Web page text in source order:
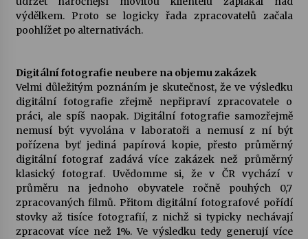
Varhanní recitál Michala Novenka v Klášteře
Želiv
Petr Adamec – Malovaný svět
30. 6. 2026
výdělkem. Proto se logicky řada zpracovatelů začala
poohlížet po alternativách.
Digitální fotografie neubere na objemu zakázek
Velmi důležitým poznáním je skutečnost, že ve výsledku
digitální fotografie zřejmě nepřipraví zpracovatele o
práci, ale spíš naopak. Digitální fotografie samozřejmě
nemusí být vyvolána v laboratoři a nemusí z ní být
pořízena byť jediná papírová kopie, přesto průměrný
digitální fotograf zadává více zakázek než průměrný
klasický fotograf. Uvědomme si, že v ČR vychází v
průměru na jednoho obyvatele ročně pouhých 0,7
zpracovaných filmů. Přitom digitální fotografové pořídí
stovky až tisíce fotografií, z nichž si typicky nechávají
zpracovat více než 1%. Ve výsledku tedy generují více